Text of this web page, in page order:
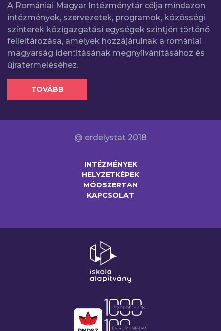
A Romániai Magyar Intézménytár célja mindazon
intézmények, szervezetek, programok, közösségi
színterek közigazgatási egységek szintjén történő
felleltározása, amelyek hozzájárulnak a romániai
magyarság identitásának megnyilvánításához és
újratermeléséhez.
TOVÁBB
@ erdelystat 2018
INTÉZMÉNYEK
HELYZETKÉPEK
MÓDSZERTAN
KAPCSOLAT